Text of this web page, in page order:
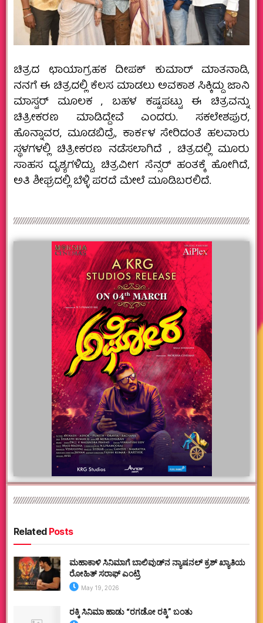
ಚಿತ್ರದ ಛಾಯಾಗ್ರಹಕ ದೀಪಕ್ ಕುಮಾರ್ ಮಾತನಾಡಿ,
ನನಗೆ ಈ ಚಿತ್ರದಲ್ಲಿ ಕೆಲಸ ಮಾಡಲು ಅವಕಾಶ ಸಿಕ್ಕಿದ್ದು ಜಾನಿ
ಮಾಸ್ಟರ್ ಮೂಲಕ , ಬಹಳ ಕಷ್ಟಪಟ್ಟು ಈ ಚಿತ್ರವನ್ನು
ಚಿತ್ರೀಕರಣ ಮಾಡಿದ್ದೇವೆ ಎಂದರು. ಸಕಲೇಶಪುರ,
ಹೊನ್ನಾವರ, ಮೂಡಬಿದ್ರೆ, ಕಾರ್ಕಳ ಸೇರಿದಂತೆ ಹಲವಾರು
ಸ್ಥಳಗಳಲ್ಲಿ ಚಿತ್ರೀಕರಣ ನಡೆಸಲಾಗಿದೆ , ಚಿತ್ರದಲ್ಲಿ ಮೂರು
ಸಾಹಸ ದೃಶ್ಯಗಳಿದ್ದು, ಚಿತ್ರವೀಗ ಸೆನ್ಸರ್ ಹಂತಕ್ಕೆ ಹೋಗಿದೆ,
ಅತಿ ಶೀಘ್ರದಲ್ಲಿ ಬೆಳ್ಳಿ ಪರದೆ ಮೇಲೆ ಮೂಡಿಬರಲಿದೆ.
RelatedPosts
ಮಹಾಕಾಳಿ ಸಿನಿಮಾಗೆ ಬಾಲಿವುಡ್‌ನ ನ್ಯಾಷನಲ್ ಕ್ರಶ್ ಖ್ಯಾತಿಯ
ರೋಹಿತ್ ಸರಾಫ್ ಎಂಟ್ರಿ
May 19, 2026
ರಕ್ಕಿ ಸಿನಿಮಾ ಹಾಡು “ರಗಡೋ ರಕ್ಕಿ” ಬಂತು